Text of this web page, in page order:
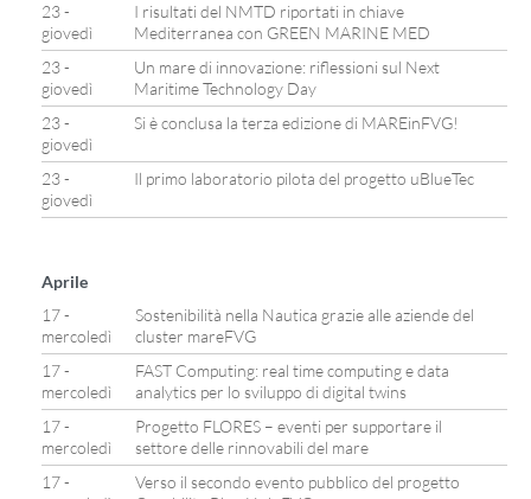
23 -
giovedì
I risultati del NMTD riportati in chiave
Mediterranea con GREEN MARINE MED
23 -
giovedì
Un mare di innovazione: riflessioni sul Next
Maritime Technology Day
23 -
giovedì
Si è conclusa la terza edizione di MAREinFVG!
23 -
giovedì
Il primo laboratorio pilota del progetto uBlueTec
Aprile
17 -
mercoledì
Sostenibilità nella Nautica grazie alle aziende del
cluster mareFVG
17 -
mercoledì
FAST Computing: real time computing e data
analytics per lo sviluppo di digital twins
17 -
mercoledì
Progetto FLORES – eventi per supportare il
settore delle rinnovabili del mare
17 -
Verso il secondo evento pubblico del progetto